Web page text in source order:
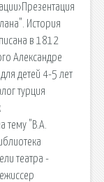
История
в 1812
Александре
детей 4-5 лет
турция
тему "В.А.
театра -